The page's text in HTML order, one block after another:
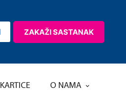
ZAKAŽI SASTANAK
KARTICE O NAMA